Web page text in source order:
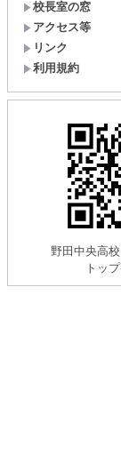
校長室の窓
アクセス等
リンク
利用規約
野田中央高
トッ